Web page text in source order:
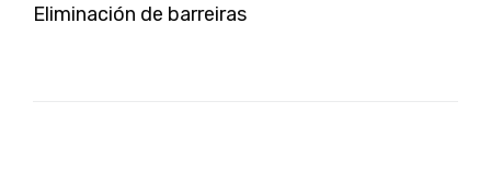
Eliminación de barreiras